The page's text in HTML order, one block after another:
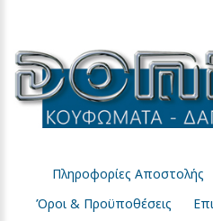
Πληροφορίες Αποστολής
Όροι & Προϋποθέσεις